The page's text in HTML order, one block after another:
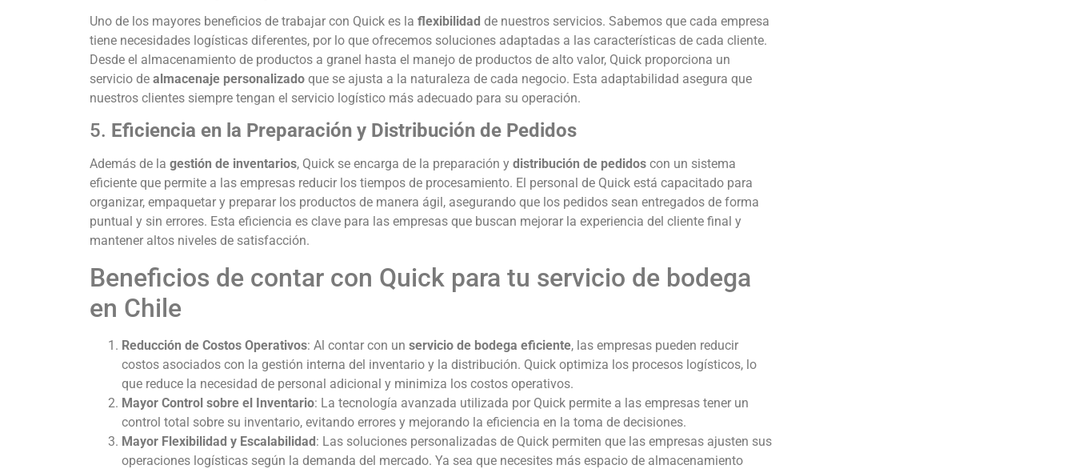
Uno de los mayores beneficios de trabajar con Quick es la flexibilidad de nuestros servicios. Sabemos que cada empresa
tiene necesidades logísticas diferentes, por lo que ofrecemos soluciones adaptadas a las características de cada cliente.
Desde el almacenamiento de productos a granel hasta el manejo de productos de alto valor, Quick proporciona un
servicio de almacenaje personalizado que se ajusta a la naturaleza de cada negocio. Esta adaptabilidad asegura que
nuestros clientes siempre tengan el servicio logístico más adecuado para su operación.
5. Eficiencia en la Preparación y Distribución de Pedidos
Además de la gestión de inventarios, Quick se encarga de la preparación y distribución de pedidos con un sistema
eficiente que permite a las empresas reducir los tiempos de procesamiento. El personal de Quick está capacitado para
organizar, empaquetar y preparar los productos de manera ágil, asegurando que los pedidos sean entregados de forma
puntual y sin errores. Esta eficiencia es clave para las empresas que buscan mejorar la experiencia del cliente final y
mantener altos niveles de satisfacción.
Beneficios de contar con Quick para tu servicio de bodega
en Chile
Reducción de Costos Operativos: Al contar con un servicio de bodega eficiente, las empresas pueden reducir
costos asociados con la gestión interna del inventario y la distribución. Quick optimiza los procesos logísticos, lo
que reduce la necesidad de personal adicional y minimiza los costos operativos.
Mayor Control sobre el Inventario: La tecnología avanzada utilizada por Quick permite a las empresas tener un
control total sobre su inventario, evitando errores y mejorando la eficiencia en la toma de decisiones.
Mayor Flexibilidad y Escalabilidad: Las soluciones personalizadas de Quick permiten que las empresas ajusten sus
operaciones logísticas según la demanda del mercado. Ya sea que necesites más espacio de almacenamiento